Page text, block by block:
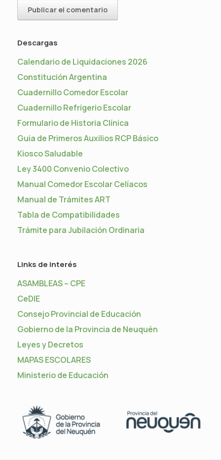
Descargas
Calendario de Liquidaciones 2026
Constitución Argentina
Cuadernillo Comedor Escolar
Cuadernillo Refrigerio Escolar
Formulario de Historia Clínica
Guia de Primeros Auxilios RCP Básico
Kiosco Saludable
Ley 3400 Convenio Colectivo
Manual Comedor Escolar Celíacos
Manual de Trámites ART
Tabla de Compatibilidades
Trámite para Jubilación Ordinaria
Links de interés
ASAMBLEAS – CPE
CeDIE
Consejo Provincial de Educación
Gobierno de la Provincia de Neuquén
Leyes y Decretos
MAPAS ESCOLARES
Ministerio de Educación